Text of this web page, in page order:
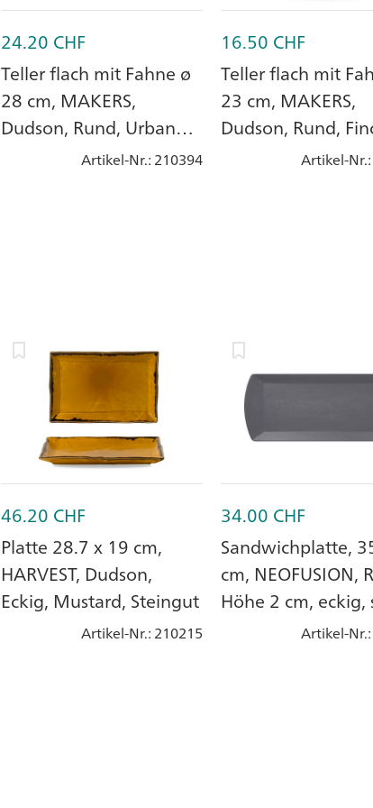
24.20 CHF
Teller flach mit Fahne ø
28 cm, MAKERS,
Dudson, Rund, Urban
Lamp Black, Steingut
Artikel-Nr.: 210394
16.50 CHF
Teller flach mit
23 cm, MAKERS,
Dudson, Rund,
Sandstone,Artikel-Nr.
46.20 CHF
Platte 28.7 x 19 cm,
HARVEST, Dudson,
Eckig, Mustard, Steingut
Artikel-Nr.: 210215
34.00 CHF
Sandwichplatte,
cm, NEOFUSION,
Höhe 2 cm, eckig,
grey, Porzellan
Artikel-Nr.